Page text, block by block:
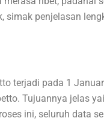
simak penjelasan
terjadi pada 1
Tujuannya jelas
ini, seluruh data